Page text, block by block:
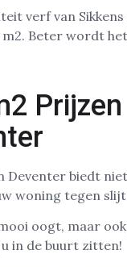
verf van Sikkens
Beter wordt
biedt
woning tegen
oogt, maar
in de buurt zitten!